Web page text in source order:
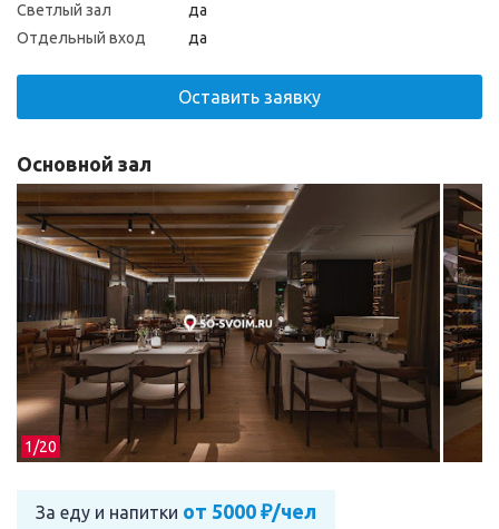
Светлый зал
да
Отдельный вход
да
Оставить заявку
1/20
Основной зал
За еду и напитки от 5000 ₽/чел